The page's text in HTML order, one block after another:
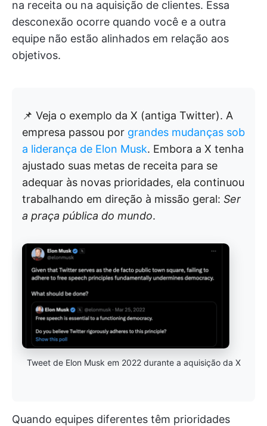
na receita ou na aquisição de clientes. Essa
desconexão ocorre quando você e a outra
equipe não estão alinhados em relação aos
objetivos.
📌 Veja o exemplo da X (antiga Twitter). A
empresa passou por grandes mudanças sob
a liderança de Elon Musk. Embora a X tenha
ajustado suas metas de receita para se
adequar às novas prioridades, ela continuou
trabalhando em direção à missão geral: Ser
a praça pública do mundo.
Tweet de Elon Musk em 2022 durante a aquisição da X
Quando equipes diferentes têm prioridades